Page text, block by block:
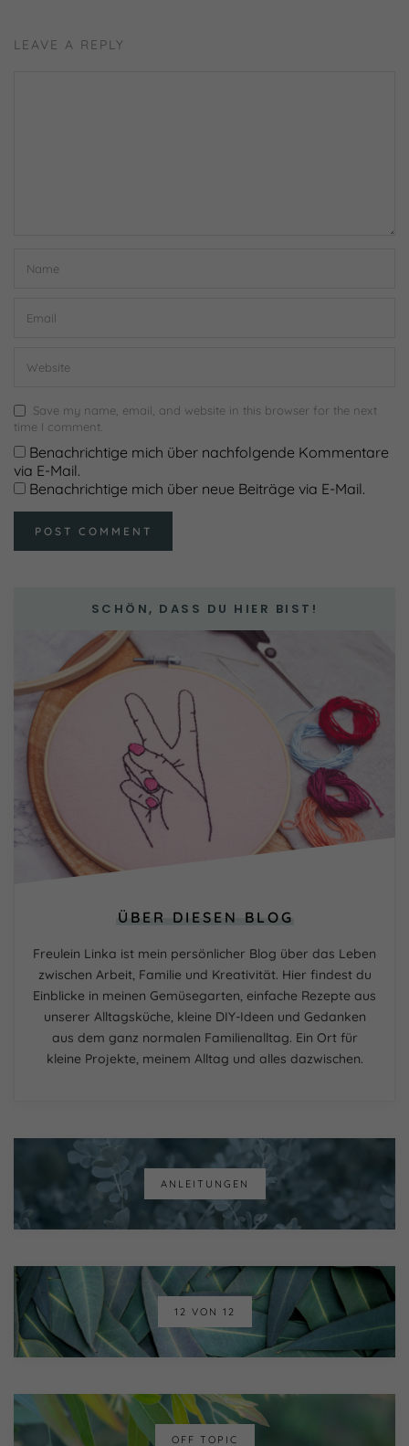
LEAVE A REPLY
Save my name, email, and website in this browser for the next
time I comment.
Benachrichtige mich über nachfolgende Kommentare
via E-Mail.
Benachrichtige mich über neue Beiträge via E-Mail.
SCHÖN, DASS DU HIER BIST!
ÜBER DIESEN BLOG
Freulein Linka ist mein persönlicher Blog über das Leben
zwischen Arbeit, Familie und Kreativität. Hier findest du
Einblicke in meinen Gemüsegarten, einfache Rezepte aus
unserer Alltagsküche, kleine DIY-Ideen und Gedanken
aus dem ganz normalen Familienalltag. Ein Ort für
kleine Projekte, meinem Alltag und alles dazwischen.
ANLEITUNGEN
12 VON 12
OFF TOPIC